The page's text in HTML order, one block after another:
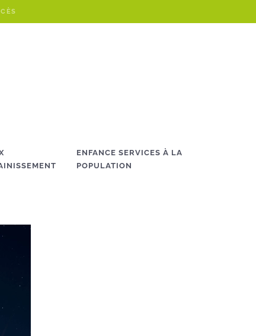
ENFANCE SERVICES À LA
POPULATION